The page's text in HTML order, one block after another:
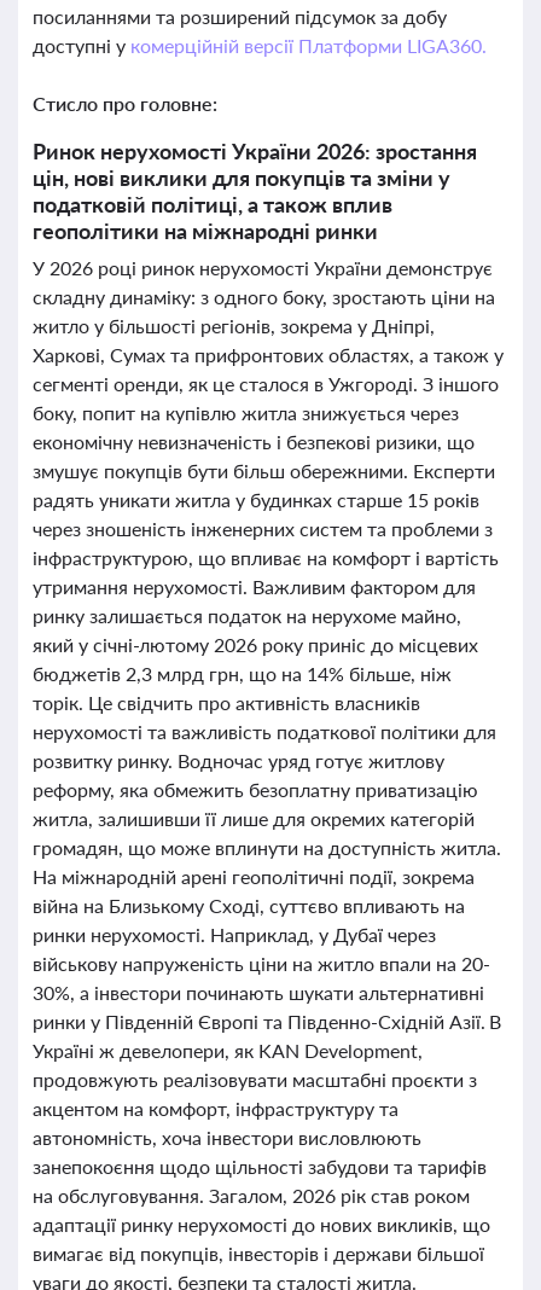
посиланнями та розширений підсумок за добу
доступні у комерційній версії Платформи LIGA360.
Стисло про головне:
Ринок нерухомості України 2026: зростання
цін, нові виклики для покупців та зміни у
податковій політиці, а також вплив
геополітики на міжнародні ринки
У 2026 році ринок нерухомості України демонструє
складну динаміку: з одного боку, зростають ціни на
житло у більшості регіонів, зокрема у Дніпрі,
Харкові, Сумах та прифронтових областях, а також у
сегменті оренди, як це сталося в Ужгороді. З іншого
боку, попит на купівлю житла знижується через
економічну невизначеність і безпекові ризики, що
змушує покупців бути більш обережними. Експерти
радять уникати житла у будинках старше 15 років
через зношеність інженерних систем та проблеми з
інфраструктурою, що впливає на комфорт і вартість
утримання нерухомості. Важливим фактором для
ринку залишається податок на нерухоме майно,
який у січні-лютому 2026 року приніс до місцевих
бюджетів 2,3 млрд грн, що на 14% більше, ніж
торік. Це свідчить про активність власників
нерухомості та важливість податкової політики для
розвитку ринку. Водночас уряд готує житлову
реформу, яка обмежить безоплатну приватизацію
житла, залишивши її лише для окремих категорій
громадян, що може вплинути на доступність житла.
На міжнародній арені геополітичні події, зокрема
війна на Близькому Сході, суттєво впливають на
ринки нерухомості. Наприклад, у Дубаї через
військову напруженість ціни на житло впали на 20-
30%, а інвестори починають шукати альтернативні
ринки у Південній Європі та Південно-Східній Азії. В
Україні ж девелопери, як KAN Development,
продовжують реалізовувати масштабні проєкти з
акцентом на комфорт, інфраструктуру та
автономність, хоча інвестори висловлюють
занепокоєння щодо щільності забудови та тарифів
на обслуговування. Загалом, 2026 рік став роком
адаптації ринку нерухомості до нових викликів, що
вимагає від покупців, інвесторів і держави більшої
уваги до якості, безпеки та сталості житла.